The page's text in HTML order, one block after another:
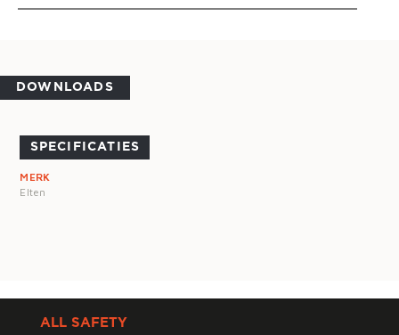
DOWNLOADS
SPECIFICATIES
MERK
Elten
ALL SAFETY